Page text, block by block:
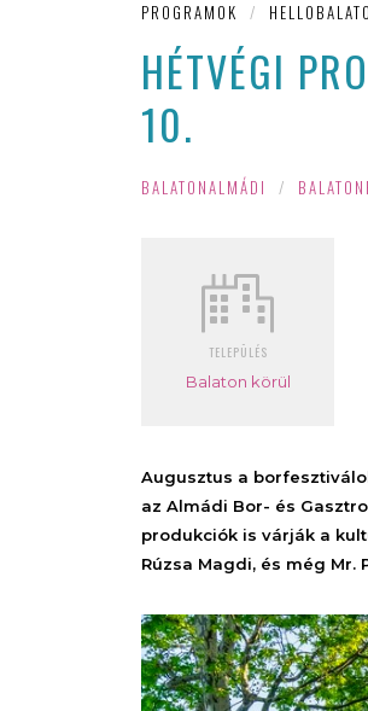
PROGRAMOK /
HÉTVÉGI
10.
BALATONALMÁDI /
TELEPÜLÉS
Balaton körül
Augusztus a
az Almádi Bor- és
produkciók is várják a
Rúzsa Magdi, és még Mr.